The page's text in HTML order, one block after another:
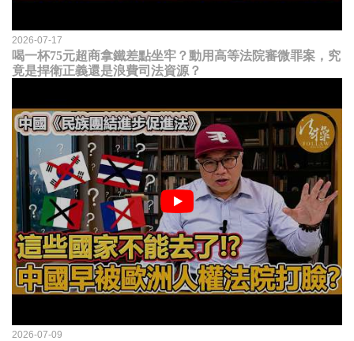
2026-07-17
喝一杯75元超商拿鐵差點坐牢？動用高等法院審微罪案，究
竟是捍衛正義還是浪費司法資源？
2026-07-09